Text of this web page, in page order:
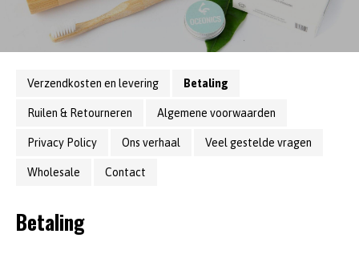
Verzendkosten en levering Betaling
Ruilen & Retourneren Algemene voorwaarden
Privacy Policy Ons verhaal Veel gestelde vragen
Wholesale Contact
Betaling